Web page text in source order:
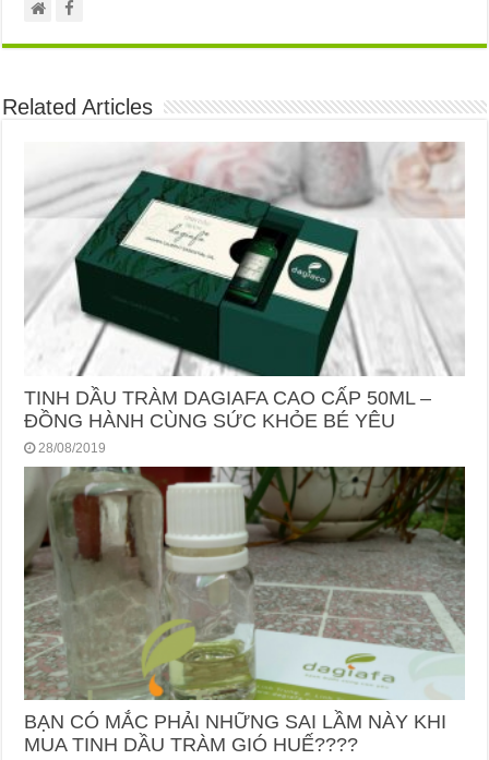
Related Articles
TINH DẦU TRÀM DAGIAFA CAO CẤP 50ML –
ĐỒNG HÀNH CÙNG SỨC KHỎE BÉ YÊU
28/08/2019
BẠN CÓ MẮC PHẢI NHỮNG SAI LẦM NÀY KHI
MUA TINH DẦU TRÀM GIÓ HUẾ????